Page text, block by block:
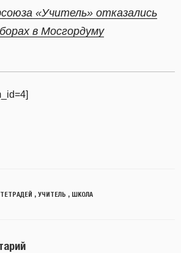
«Учитель» отказались
в Мосгордуму
УЧИТЕЛЬ ШКОЛА